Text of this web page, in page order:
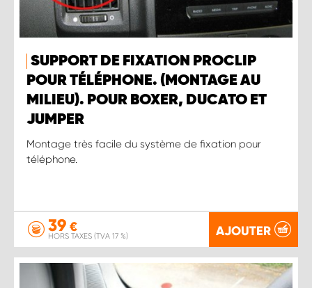
SUPPORT DE FIXATION PROCLIP
POUR TÉLÉPHONE. (MONTAGE AU
MILIEU). POUR BOXER, DUCATO ET
JUMPER
Montage très facile du système de fixation pour
téléphone.
39 €
HORS TAXES (TVA 17 %) AJOUTER